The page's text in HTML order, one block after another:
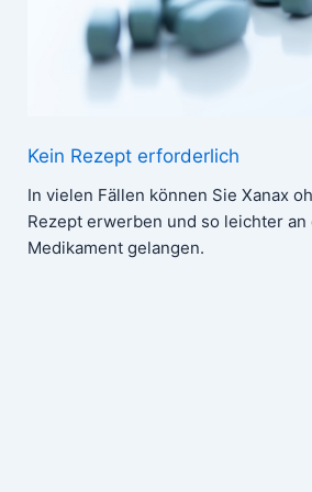
Kein Rezept erforderlich
In vielen Fällen können Sie Xanax
Rezept erwerben und so leichter an
Medikament gelangen.